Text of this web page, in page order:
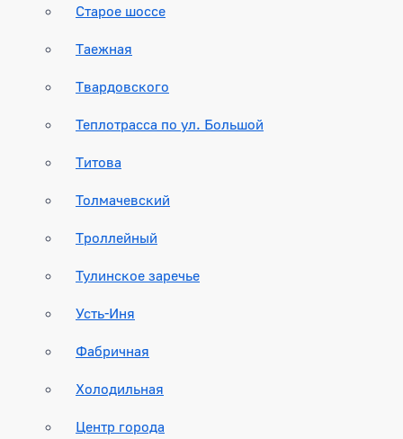
Старое шоссе
Таежная
Твардовского
Теплотрасса по ул. Большой
Титова
Толмачевский
Троллейный
Тулинское заречье
Усть-Иня
Фабричная
Холодильная
Центр города